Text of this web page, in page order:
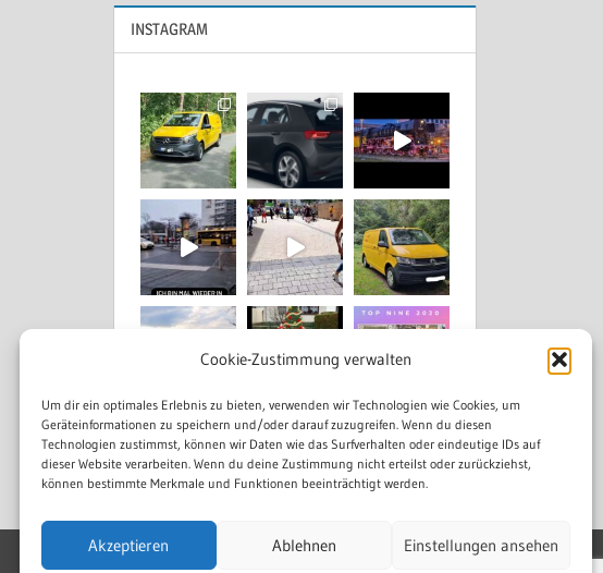
Cookie-Zustimmung verwalten
Um dir ein optimales Erlebnis zu bieten, verwenden wir Technologien wie Cookies, um
Geräteinformationen zu speichern und/oder darauf zuzugreifen. Wenn du diesen
Technologien zustimmst, können wir Daten wie das Surfverhalten oder eindeutige IDs auf
dieser Website verarbeiten. Wenn du deine Zustimmung nicht erteilst oder zurückziehst,
können bestimmte Merkmale und Funktionen beeinträchtigt werden.
Akzeptieren Ablehnen Einstellungen ansehen
INSTAGRAM
Mehr laden... Auf Instagram folgen